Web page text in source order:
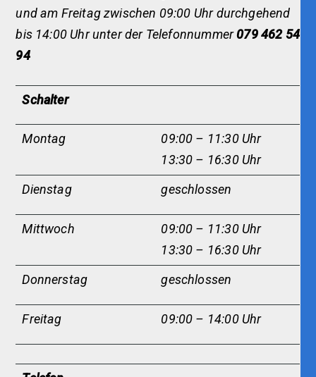
und am Freitag zwischen 09:00 Uhr durchgehend
bis 14:00 Uhr unter der Telefonnummer079 462 54
94
Schalter
Montag
09:00 – 11:30 Uhr
13:30 – 16:30 Uhr
Dienstag
geschlossen
Mittwoch
09:00 – 11:30 Uhr
13:30 – 16:30 Uhr
Donnerstag
geschlossen
Freitag 09:00 – 14:00 Uhr